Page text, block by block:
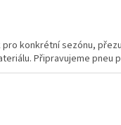
konkrétní sezónu,
Připravujeme pneu